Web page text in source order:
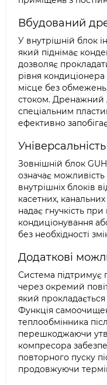
Вбудований
У внутрішній блок
який піднімає
дозволяє
рівня
місце без
стоком. Дренажний
спеціальним
ефективно
Зовнішній блок
означає можливість
внутрішніх блоків
касетних,
надає гнучкість
кондиціонування
без необхідності
Додаткові
Система підтримує
через окремий
який
Функція
теплообмінника
перешкоджаючи
компресора
повторного пуску
продовжуючи